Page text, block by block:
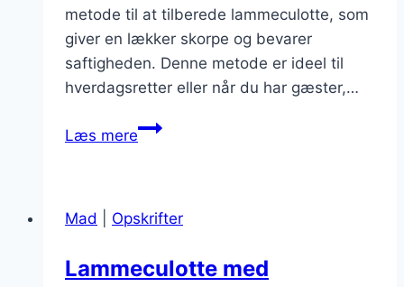
metode til at tilberede lammeculotte, som
giver en lækker skorpe og bevarer
saftigheden. Denne metode er ideel til
hverdagsretter eller når du har gæster,…
Læs mereLammeculotte
hurtigt
nemt
Mad Opskrifter
Lammeculotte med